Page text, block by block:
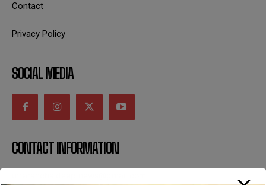
Contact
Privacy Policy
SOCIAL MEDIA
CONTACT INFORMATION